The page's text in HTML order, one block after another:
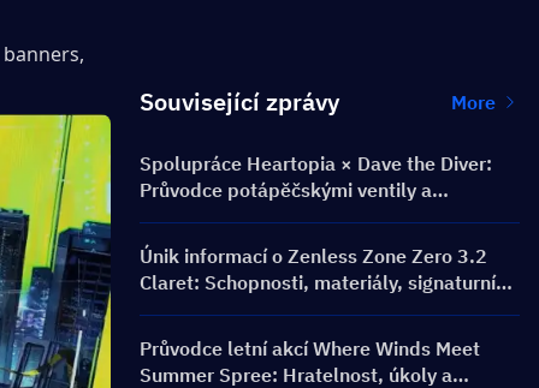
Související zprávy More
Spolupráce Heartopia × Dave the Diver:
Průvodce potápěčskými ventily a
odměnami
Únik informací o Zenless Zone Zero 3.2
Claret: Schopnosti, materiály, signaturní
W-Engine a Mindscape Cinema
Průvodce letní akcí Where Winds Meet
Summer Spree: Hratelnost, úkoly a